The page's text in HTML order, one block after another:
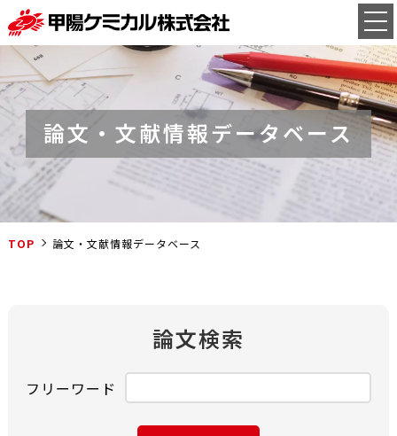
論文・文献情報データベース
TOP 論文・文献情報データベース
論文検索
フリーワード